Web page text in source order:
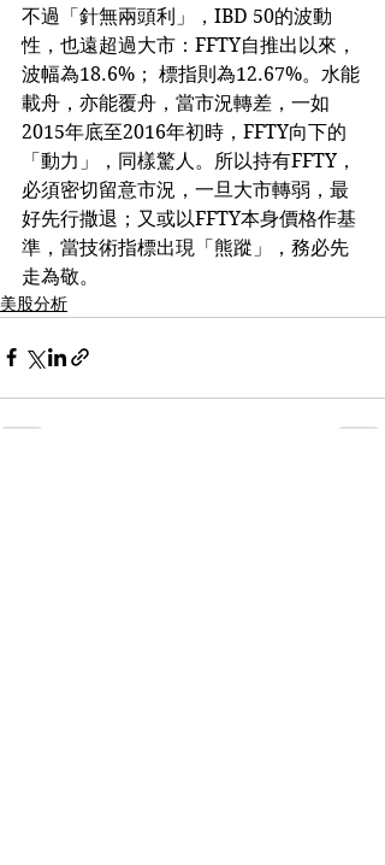
不過「針無兩頭利」，IBD 50的波動
性，也遠超過大市：FFTY自推出以來，
波幅為18.6%； 標指則為12.67%。水能
載舟，亦能覆舟，當市況轉差，一如
2015年底至2016年初時，FFTY向下的
「動力」，同樣驚人。所以持有FFTY，
必須密切留意市況，一旦大市轉弱，最
好先行撒退；又或以FFTY本身價格作基
準，當技術指標出現「熊蹤」，務必先
走為敬。
美股分析